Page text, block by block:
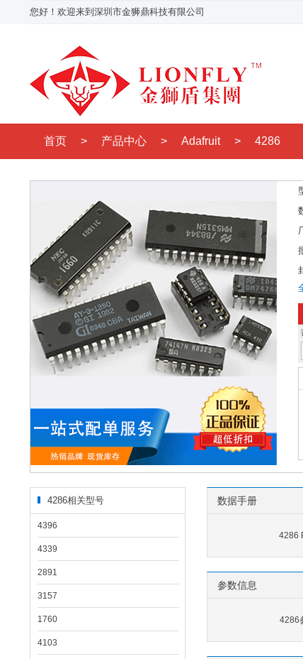
您好！欢迎来到深圳市金狮鼎科技有限公司
首页 > 产品中心 > Adafruit > 4286
4286相关型号
4396
4339
2891
3157
1760
4103
数据手册
4286
参数信息
4286